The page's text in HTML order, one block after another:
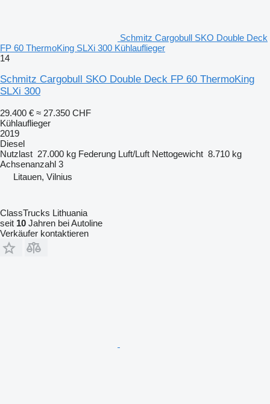
Schmitz Cargobull SKO Double Deck
FP 60 ThermoKing SLXi 300 Kühlauflieger
14
Schmitz Cargobull SKO Double Deck FP 60 ThermoKing
SLXi 300
29.400 € ≈ 27.350 CHF
Kühlauflieger
2019
Diesel
Nutzlast 27.000 kg Federung Luft/Luft Nettogewicht 8.710 kg
Achsenanzahl 3
Litauen, Vilnius
ClassTrucks Lithuania
seit 10 Jahren bei Autoline
Verkäufer kontaktieren